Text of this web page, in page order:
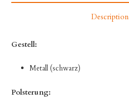
Description
Gestell:
Metall (schwarz)
Polsterung: